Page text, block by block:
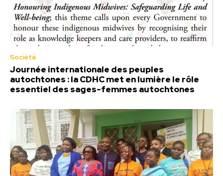
Société
Journée internationale des peuples
autochtones : la CDHC met en lumière le rôle
essentiel des sages-femmes autochtones